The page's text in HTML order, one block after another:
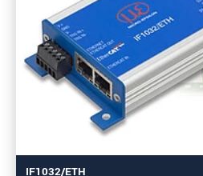
IF1032/ETH